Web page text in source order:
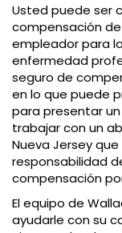
Usted puede ser
compensación
empleador para
enfermedad
seguro de
en lo que puede
para presentar
trabajar con un
Nueva Jersey
responsabilidad
compensación
El equipo de
ayudarle con su